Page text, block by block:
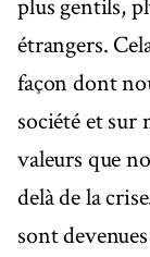
plus gentils,
étrangers.
façon dont
société et sur
valeurs que
delà de la
sont